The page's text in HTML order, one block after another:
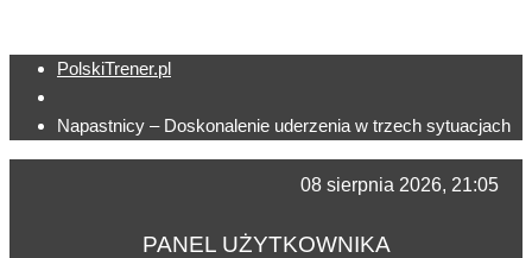
PolskiTrener.pl
Napastnicy – Doskonalenie uderzenia w trzech sytuacjach
08 sierpnia 2026, 21:05
PANEL UŻYTKOWNIKA